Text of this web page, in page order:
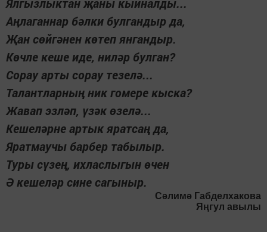
Аңлаганнар бәлки булгандыр да,
Җан сөйгәнен көтеп янгандыр.
Көчле кеше иде, ниләр булган?
Сорау арты сорау тезелә...
Талантларның ник гомере кыска?
Жавап эзләп, үзәк өзелә...
Кешеләрне артык яратсаң да,
Яратмаучы барбер табылыр.
Туры сүзең, ихласлыгын өчен
Ә кешеләр сине сагыныр.
Сәлимә Габделхакова
Яңгул авылы